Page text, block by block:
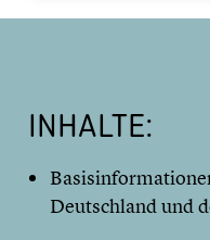
INHALTE:
Deutschland und